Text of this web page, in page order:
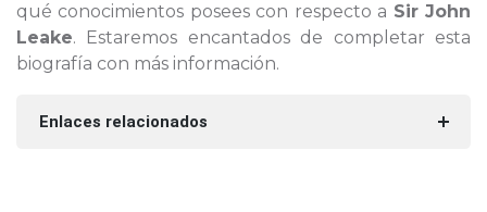
qué conocimientos posees con respecto a Sir John
Leake. Estaremos encantados de completar esta
biografía con más información.
Enlaces relacionados